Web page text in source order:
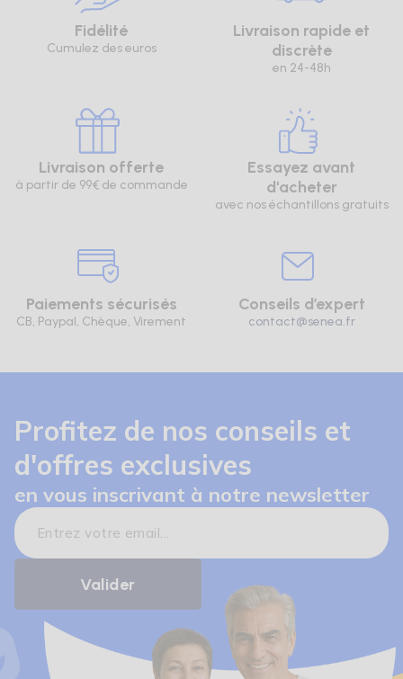
Fidélité
Cumulez des euros
Livraison rapide et
discrète
en 24-48h
Livraison offerte
à partir de 99€ de commande
Essayez avant
d'acheter
avec nos échantillons gratuits
Paiements sécurisés
CB, Paypal, Chèque, Virement
Conseils d’expert
contact@senea.fr
Profitez de nos conseils et
d'offres exclusives
en vous inscrivant à notre newsletter